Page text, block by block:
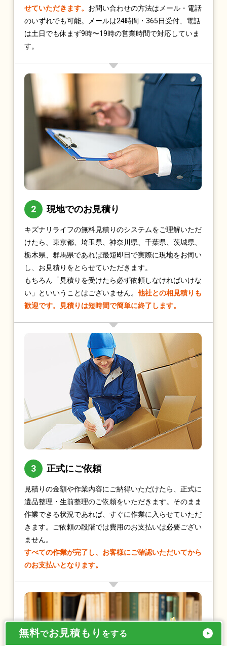
せていただきます。 お問い合わせの方法はメール・電話
のいずれでも可能。メールは24時間・365日受付、電話
は土日でも休まず9時〜19時の営業時間で対応していま
す。
現地でのお見積り
キズナリライフの無料見積りのシステムをご理解いただ
けたら、東京都、埼玉県、神奈川県、千葉県、茨城県、
栃木県、群馬県であれば最短即日で実際に現地をお伺い
し、お見積りをとらせていただきます。
もちろん「見積りを受けたら必ず依頼しなければいけな
い」といいうことはございません。 他社との相見積りも
歓迎です。見積りは短時間で簡単に終了します。
正式にご依頼
見積りの金額や作業内容にご納得いただけたら、正式に
遺品整理・生前整理のご依頼をいただきます。そのまま
作業できる状況であれば、すぐに作業に入らせていただ
きます。ご依頼の段階では費用のお支払いは必要ござい
ません。
すべての作業が完了し、お客様にご確認いただいてから
のお支払いとなります。
無料でお見積もり をする